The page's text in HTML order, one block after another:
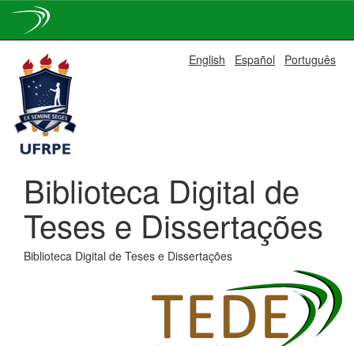
navigation
English Español Português
Biblioteca Digital de
Teses e Dissertações
Biblioteca Digital de Teses e Dissertações